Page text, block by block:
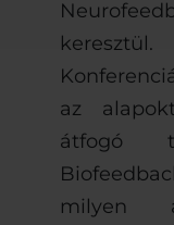
keresztül.
az
átfogó
milyen